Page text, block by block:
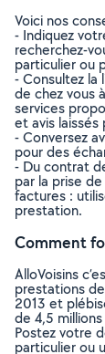
Voici nos
- Indiquez
recherchez-
particulier ou
- Consultez
de chez vous
services
et avis laissés
- Conversez
pour des
- Du contrat
par la prise
factures :
prestation.
Comment
AlloVoisins
prestations
2013 et
de 4,5
Postez votre
particulier ou